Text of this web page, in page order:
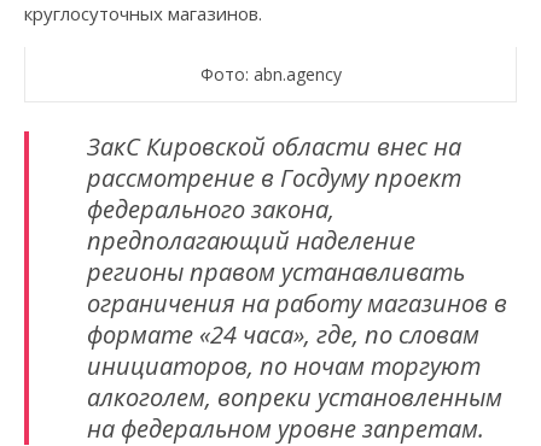
круглосуточных магазинов.
Фото: abn.agency
ЗакС Кировской области внес на
рассмотрение в Госдуму проект
федерального закона,
предполагающий наделение
регионы правом устанавливать
ограничения на работу магазинов в
формате «24 часа», где, по словам
инициаторов, по ночам торгуют
алкоголем, вопреки установленным
на федеральном уровне запретам.